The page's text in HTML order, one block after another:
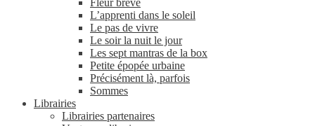
Fleur brève
L’apprenti dans le soleil
Le pas de vivre
Le soir la nuit le jour
Les sept mantras de la box
Petite épopée urbaine
Précisément là, parfois
Sommes
Librairies
Librairies partenaires